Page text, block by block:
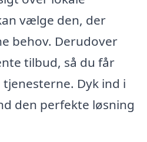
vælge den, der
behov. Derudover
tilbud, så du får
Dyk ind i
den perfekte løsning